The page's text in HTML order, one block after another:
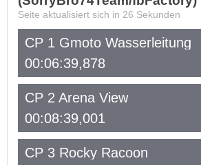
Seite aktualisiert sich in 26 Sekunden
CP 1 Gmoto Wasserleitung
00:06:39,878
CP 2 Arena View
00:08:39,001
CP 3 Rocky Racoon